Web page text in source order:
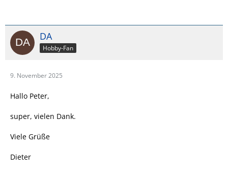
DA
Hobby-Fan
9. November 2025
Hallo Peter,
super, vielen Dank.
Viele Grüße
Dieter